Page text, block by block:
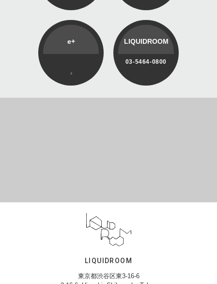
e+ LIQUIDROOM
03-5464-0800
LIQUIDROOM
東京都渋谷区東3-16-6